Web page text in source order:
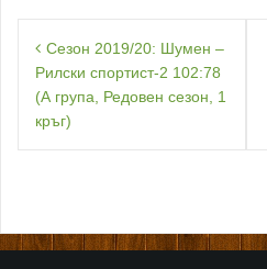
Навигация
Сезон 2019/20: Шумен –
Рилски спортист-2 102:78
(А група, Редовен сезон, 1
кръг)